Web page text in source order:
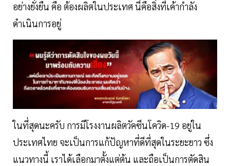
อย่างยั่งยืน คือ ต้องผลิตในประเทศ นี่คือสิ่งที่เค้ากำลัง
ดำเนินการอยู่
ในที่สุดนะครับ การมีโรงงานผลิตวัคซีนโควิด-19 อยู่ใน
ประเทศไทย จะเป็นการแก้ปัญหาที่ดีที่สุดในระยะยาว ซึ่ง
แนวทางนี้ เราได้เลือกมาตั้งแต่ต้น และถือเป็นการตัดสิน